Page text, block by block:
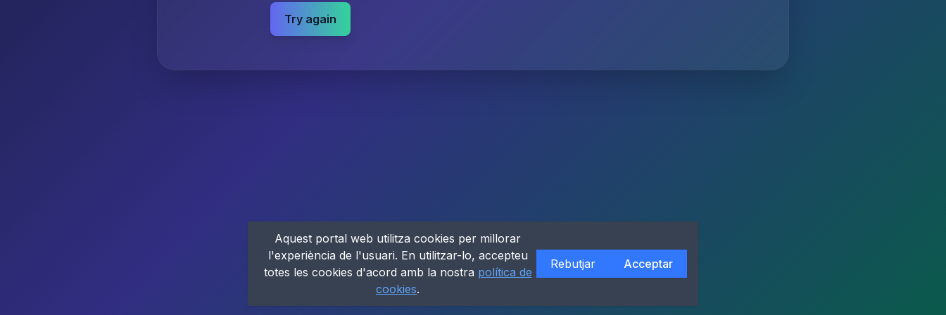
Try again
Aquest portal web utilitza cookies per millorar
l'experiència de l'usuari. En utilitzar-lo, accepteu
totes les cookies d'acord amb la nostra política de
cookies.
Rebutjar Acceptar